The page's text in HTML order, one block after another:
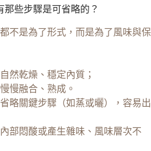
那些步驟是可省略的？
不是為了形式，而是為了風味與保
然乾燥、穩定內質；
慢融合、熟成。
略關鍵步驟（如蒸或曬），容易出
部悶酸或產生雜味、風味層次不